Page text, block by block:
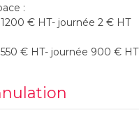
:
€ HT- journée 2 € HT
€ HT- journée 900 € HT